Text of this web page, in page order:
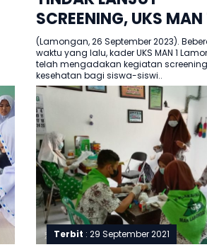
SCREENING, UKS MAN
LAMONGAN LAKUKAN
PENYULUHAN ANEMIA
(Lamongan, 26 September 2023).
waktu yang lalu, kader UKS MAN 1
telah mengadakan kegiatan screening
kesehatan bagi siswa-siswi..
Terbit : 29 September 2021